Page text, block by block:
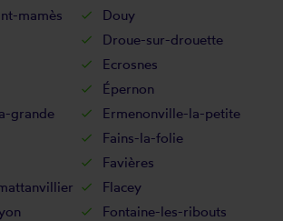
mamès
Douy
Droue-sur-drouette
Ecrosnes
Épernon
grande
Ermenonville-la-petite
Fains-la-folie
Favières
Flacey
Fontaine-les-ribouts